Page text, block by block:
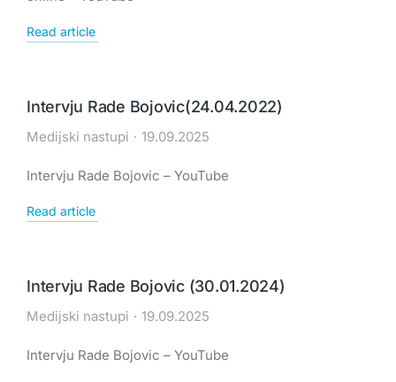
Read article
Intervju Rade Bojovic(24.04.2022)
Medijski nastupi 19.09.2025
Intervju Rade Bojovic – YouTube
Read article
Intervju Rade Bojovic (30.01.2024)
Medijski nastupi 19.09.2025
Intervju Rade Bojovic – YouTube